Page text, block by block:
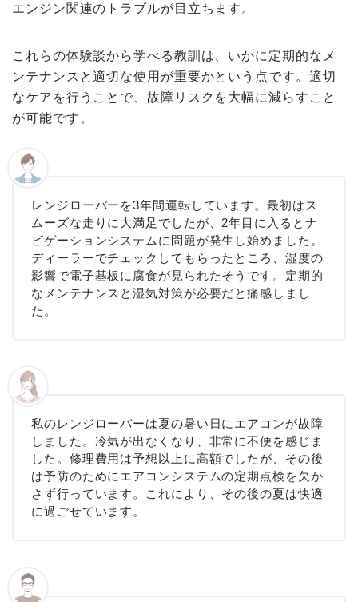
エンジン関連のトラブルが目立ちます。
これらの体験談から学べる教訓は、いかに定期的なメ
ンテナンスと適切な使用が重要かという点です。適切
なケアを行うことで、故障リスクを大幅に減らすこと
が可能です。
レンジローバーを3年間運転しています。最初はス
ムーズな走りに大満足でしたが、2年目に入るとナ
ビゲーションシステムに問題が発生し始めました。
ディーラーでチェックしてもらったところ、湿度の
影響で電子基板に腐食が見られたそうです。定期的
なメンテナンスと湿気対策が必要だと痛感しまし
た。
私のレンジローバーは夏の暑い日にエアコンが故障
しました。冷気が出なくなり、非常に不便を感じま
した。修理費用は予想以上に高額でしたが、その後
は予防のためにエアコンシステムの定期点検を欠か
さず行っています。これにより、その後の夏は快適
に過ごせています。